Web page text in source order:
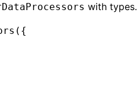
with types.
({